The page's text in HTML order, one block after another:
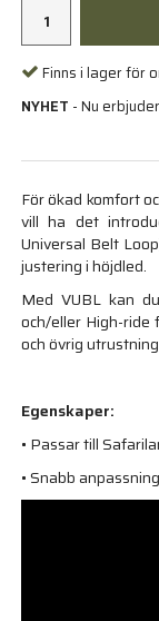
Finns i lager för
NYHET - Nu
För ökad komfort
vill ha det
Universal Belt
justering i höjdled.
Med VUBL kan
och/eller High-ride
och övrig
Egenskaper:
• Passar till
• Snabb